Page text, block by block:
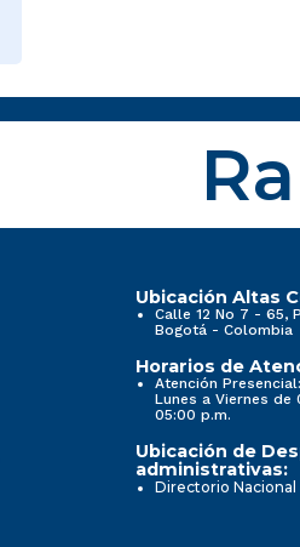
Ubicación Altas
Calle 12 No 7 - 65,
Bogotá - Colombia
Horarios de
Atención Presencial:
Lunes a Viernes de
05:00 p.m.
Ubicación de
administrativas:
Directorio Nacional